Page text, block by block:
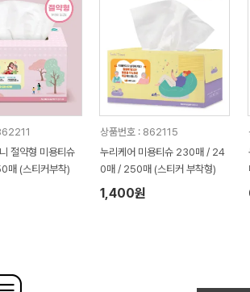
절약형 미용티슈
(스티커부착)
상품번호 : 862115
누리케어 미용티슈 230매 / 24
0매 / 250매 (스티커 부착형)
1,400원